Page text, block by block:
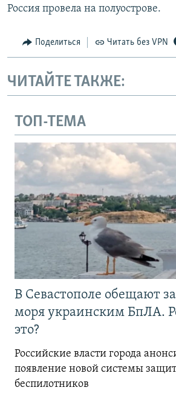
Россия провела на полуострове.
Поделиться Читать без VPN
ЧИТАЙТЕ ТАКЖЕ:
ТОП-ТЕМА
В Севастополе обещают
моря украинским БпЛА.
это?
Российские власти города
появление новой системы
беспилотников